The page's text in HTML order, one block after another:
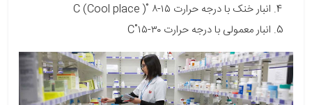
انبار خنک با درجه حرارت ۱۵-۸ ˚C (Cool place )
انبار معمولی با درجه حرارت ۳۰-۱۵˚C